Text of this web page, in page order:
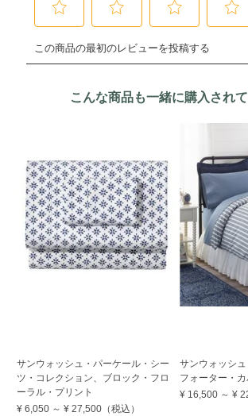
こんな商品も一緒に購入され
サンウォッシュ・パーケール・シー
ツ・コレクション、ブロック・フロ
ーラル・プリント
¥ 6,050～ ¥ 27,500（税込）
サンウォッシ
フォーター・
¥ 16,500 ～ ¥